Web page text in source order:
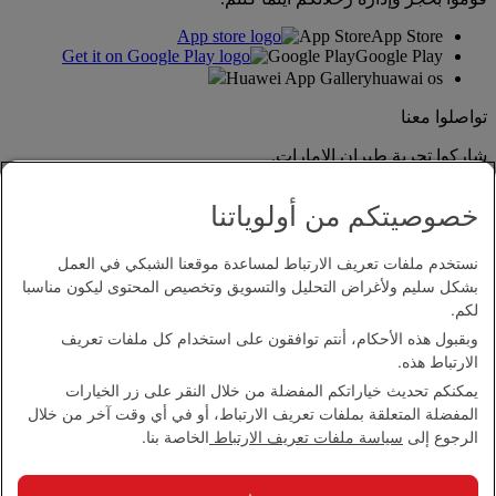
App StoreApp Store
Google PlayGoogle Play
Huawei App Galleryhuawai os
تواصلوا معنا
شاركوا تجربة طيران الإمارات.
بيان إمكانية الدخول
اتصل بنا
سياسة الخصوصية
الشروط والأحكام
سياسة ملفات تعريف الارتباط
بيان الشفافية بموجب قانون مكافحة العبودية الحديثة
خصوصيتكم من أولوياتنا
نستخدم ملفات تعريف الارتباط لمساعدة موقعنا الشبكي في العمل
بشكل سليم ولأغراض التحليل والتسويق وتخصيص المحتوى ليكون مناسبا
لكم.
وبقبول هذه الأحكام، أنتم توافقون على استخدام كل ملفات تعريف
الارتباط هذه.
يمكنكم تحديث خياراتكم المفضلة من خلال النقر على زر الخيارات
المفضلة المتعلقة بملفات تعريف الارتباط، أو في أي وقت آخر من خلال
الرجوع إلى سياسة ملفات تعريف الارتباط الخاصة بنا.